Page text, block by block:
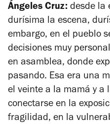
Ángeles Cruz: desde la
durísima la escena,
embargo, en el pueblo
decisiones muy
en asamblea, donde
pasando. Esa era una
el veinte a la mamá y a
conectarse en la
fragilidad, en la